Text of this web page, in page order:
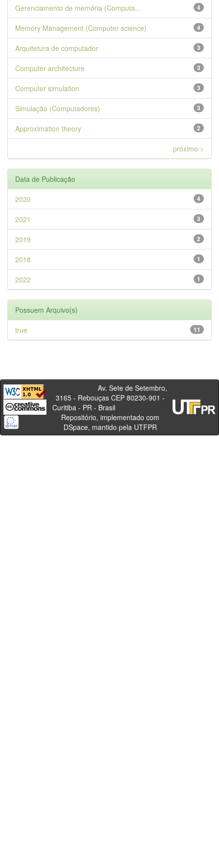
4
Gerenciamento de memória (Computa...
4
Memory Management (Computer science)
3
Arquitetura de computador
3
Computer architecture
3
Computer simulation
3
Simulação (Computadores)
2
Approximation theory
próximo >
Data de Publicação
4
2020
3
2021
2
2019
1
2018
1
2022
Possuem Arquivo(s)
11
true
Av. Sete de Setembro,
3165 - Rebouças CEP 80230-901 -
Curitiba - PR - Brasil
Repositório, implementado com
DSpace, mantido pela UTFPR